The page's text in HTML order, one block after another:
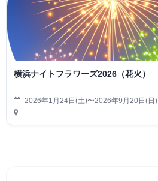
横浜ナイトフラワーズ2026（花火）
2026年1月24日(土)〜2026年9月20日(日)